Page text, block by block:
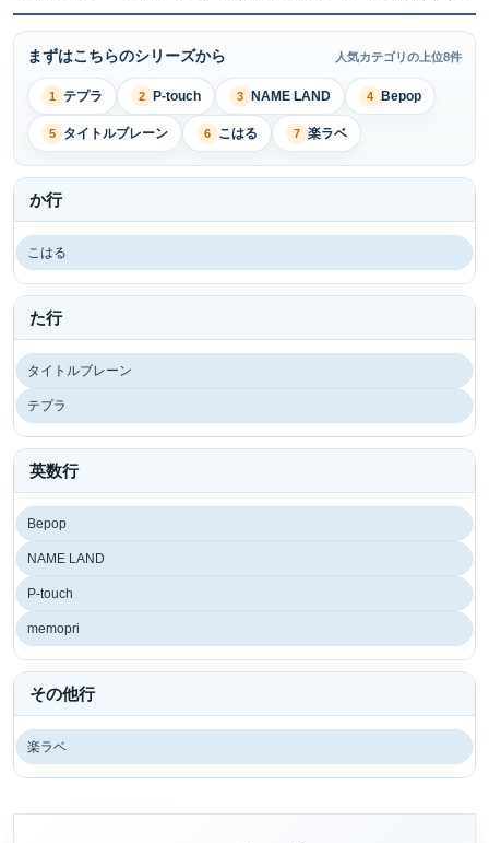
まずはこちらのシリーズから 人気カテゴリの上位8件
1 テプラ 2 P-touch 3 NAME LAND 4 Bepop
5 タイトルブレーン 6 こはる 7 楽ラベ
か行
こはる
た行
タイトルブレーン
テプラ
英数行
Bepop
NAME LAND
P-touch
memopri
その他行
楽ラベ